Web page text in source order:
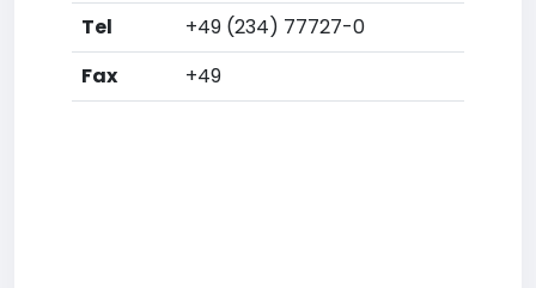
Tel
+49 (234) 77727-0
Fax
+49